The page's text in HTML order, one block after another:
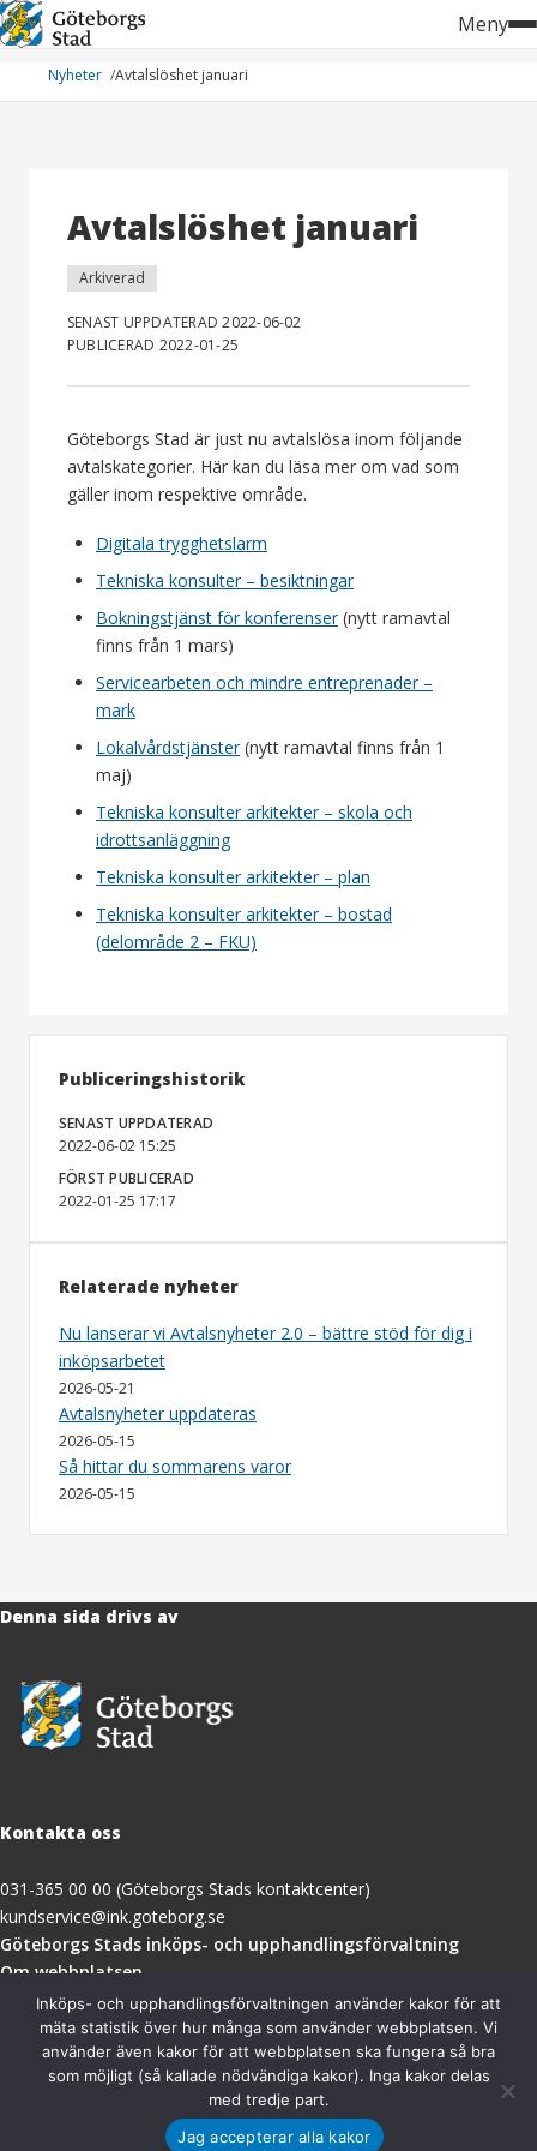
Hoppa
till
innehåll
Meny
Nyheter Avtalslöshet januari
Avtalslöshet januari
Arkiverad
SENAST UPPDATERAD 2022-06-02
PUBLICERAD 2022-01-25
Göteborgs Stad är just nu avtalslösa inom följande
avtalskategorier. Här kan du läsa mer om vad som
gäller inom respektive område.
Digitala trygghetslarm
Tekniska konsulter – besiktningar
Bokningstjänst för konferenser(nytt ramavtal
finns från 1 mars)
Servicearbeten och mindre entreprenader –
mark
Lokalvårdstjänster(nytt ramavtal finns från 1
maj)
Tekniska konsulter arkitekter – skola och
idrottsanläggning
Tekniska konsulter arkitekter – plan
Tekniska konsulter arkitekter – bostad
(delområde 2 – FKU)
Publiceringshistorik
SENAST UPPDATERAD
2022-06-02 15:25
FÖRST PUBLICERAD
2022-01-25 17:17
Relaterade nyheter
Nu lanserar vi Avtalsnyheter 2.0 – bättre stöd för dig i
inköpsarbetet
2026-05-21
Avtalsnyheter uppdateras
2026-05-15
Så hittar du sommarens varor
2026-05-15
Denna sida drivs av
Kontakta oss
031-365 00 00 (Göteborgs Stads kontaktcenter)
kundservice@ink.goteborg.se
Göteborgs Stads inköps- och upphandlingsförvaltning(öppnas
nytt
fönster)
Om webbplatsen
Tillgänglighetsredogörelse
Besöksadress
Göteborgs Stads inköps- och upphandlingsförvaltning
Inköps- och upphandlingsförvaltningen använder kakor för att
mäta statistik över hur många som använder webbplatsen. Vi
använder även kakor för att webbplatsen ska fungera så bra
som möjligt (så kallade nödvändiga kakor). Inga kakor delas
med tredje part.
Jag accepterar alla kakor